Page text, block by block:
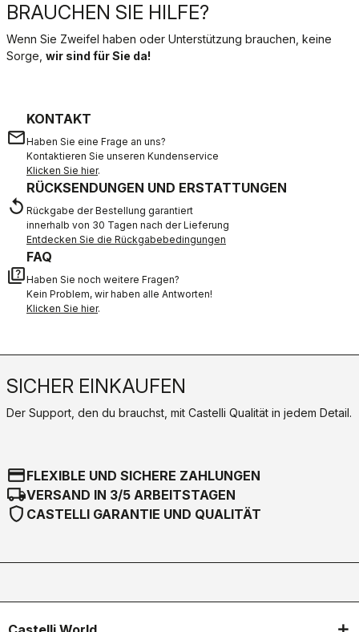
BRAUCHEN SIE HILFE?
Wenn Sie Zweifel haben oder Unterstützung brauchen, keine
Sorge, wir sind für Sie da!
email
KONTAKT
Haben Sie eine Frage an uns?
Kontaktieren Sie unseren Kundenservice
Klicken Sie hier.
replay
RÜCKSENDUNGEN UND ERSTATTUNGEN
Rückgabe der Bestellung garantiert
innerhalb von 30 Tagen nach der Lieferung
Entdecken Sie die Rückgabebedingungen
quiz
FAQ
Haben Sie noch weitere Fragen?
Kein Problem, wir haben alle Antworten!
Klicken Sie hier.
SICHER EINKAUFEN
Der Support, den du brauchst, mit Castelli Qualität in jedem Detail.
credit_cardFLEXIBLE UND SICHERE ZAHLUNGEN
local_shippingVERSAND IN 3/5 ARBEITSTAGEN
shield CASTELLI GARANTIE UND QUALITÄT